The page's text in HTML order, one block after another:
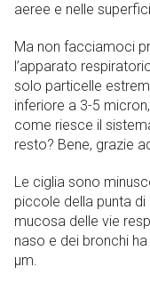
aeree e nelle
Ma non facciamoci
l’apparato
solo particelle
inferiore a 3-5
come riesce il
resto? Bene, grazie
Le ciglia sono
piccole della punta
mucosa delle vie
naso e dei bronchi
µm.